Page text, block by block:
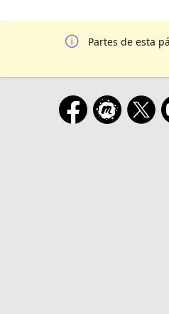
Partes de esta